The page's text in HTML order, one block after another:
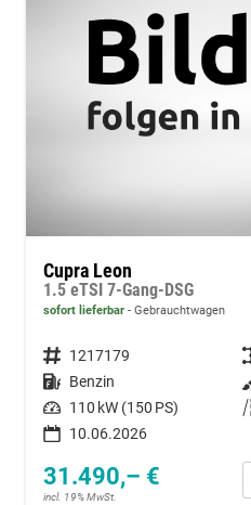
Cupra Leon
1.5 eTSI 7-Gang-DSG
sofort lieferbar Gebrauchtwagen
Fahrzeugnummer 1217179
Kraftstoff Benzin
Leistung 110 kW (150 PS)
10.06.2026
31.490,– €
incl. 19% MwSt.